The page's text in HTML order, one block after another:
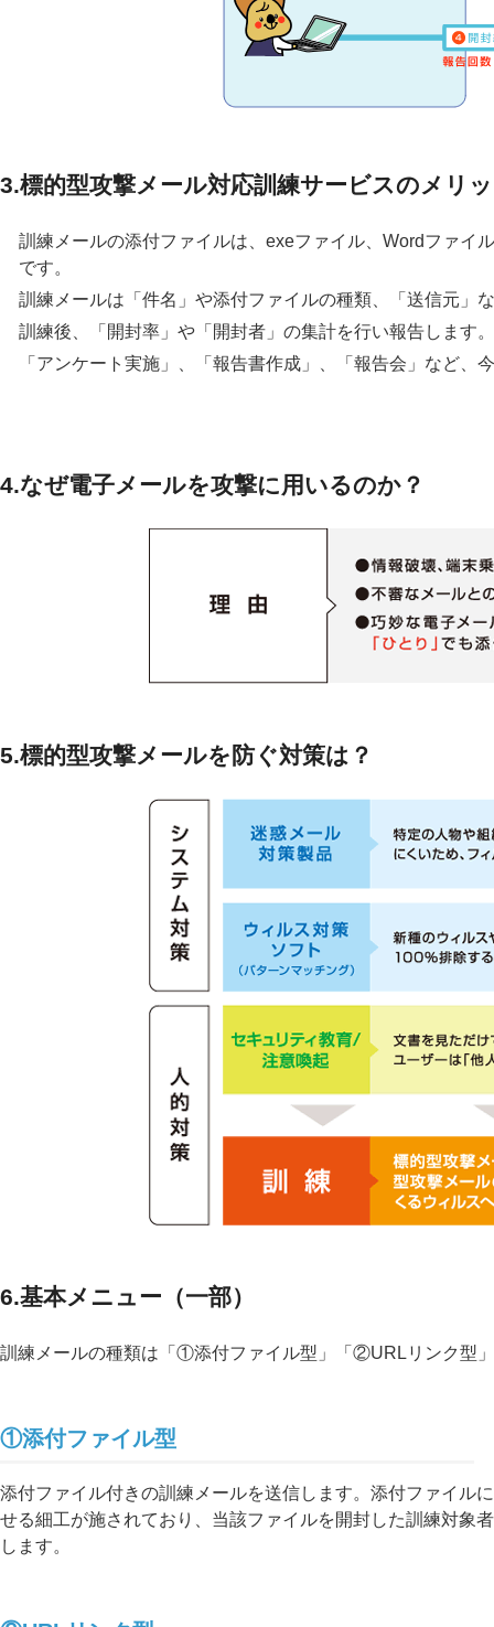
3.標的型攻撃メール対応訓練サービスのメリ
訓練メールの添付ファイルは、exeファイル、Wordファイ
です。
訓練メールは「件名」や添付ファイルの種類、「送信元」
訓練後、「開封率」や「開封者」の集計を行い報告します。
「アンケート実施」、「報告書作成」、「報告会」など
4.なぜ電子メールを攻撃に用いるのか？
5.標的型攻撃メールを防ぐ対策は？
6.基本メニュー（一部）
訓練メールの種類は「①添付ファイル型」「②URLリンク型
①添付ファイル型
添付ファイル付きの訓練メールを送信します。添付ファイル
せる細工が施されており、当該ファイルを開封した訓練対象
します。